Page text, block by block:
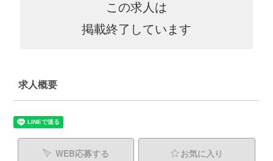
この求人は
掲載終了しています
求人概要
WEB応募する お気に入り